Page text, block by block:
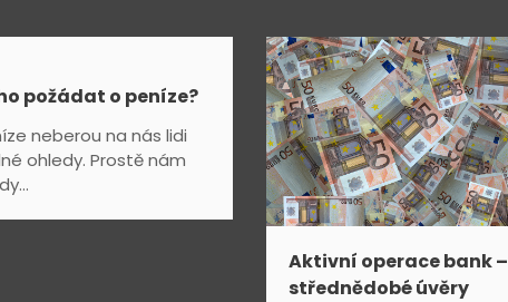
požádat o peníze?
neberou na nás lidi
ohledy. Prostě nám
Aktivní operace bank –
střednědobé úvěry